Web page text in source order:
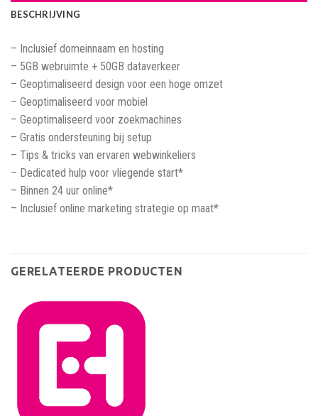
BESCHRIJVING
– Inclusief domeinnaam en hosting
– 5GB webruimte + 50GB dataverkeer
– Geoptimaliseerd design voor een hoge omzet
– Geoptimaliseerd voor mobiel
– Geoptimaliseerd voor zoekmachines
– Gratis ondersteuning bij setup
– Tips & tricks van ervaren webwinkeliers
– Dedicated hulp voor vliegende start*
– Binnen 24 uur online*
– Inclusief online marketing strategie op maat*
GERELATEERDE PRODUCTEN